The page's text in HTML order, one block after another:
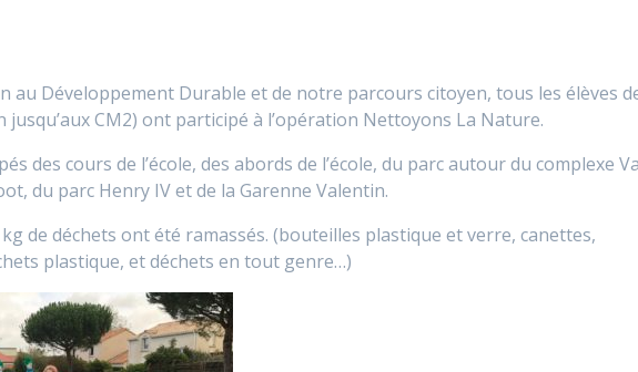
au Développement Durable et de notre parcours citoyen, tous les élèves
jusqu’aux CM2) ont participé à l’opération Nettoyons La Nature.
des cours de l’école, des abords de l’école, du parc autour du complexe
du parc Henry IV et de la Garenne Valentin.
de déchets ont été ramassés. (bouteilles plastique et verre, canettes,
plastique, et déchets en tout genre…)